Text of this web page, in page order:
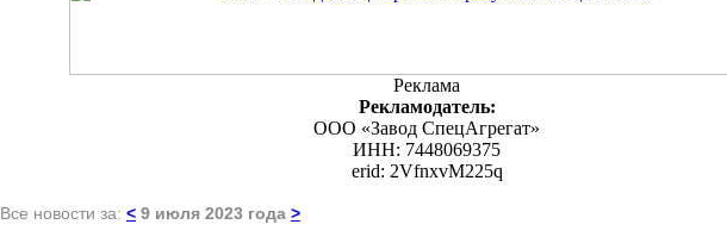
Реклама
Рекламодатель:
ООО «Завод СпецАгрегат»
ИНН: 7448069375
erid: 2VfnxvM225q
Все новости за: < 9 июля 2023 года >